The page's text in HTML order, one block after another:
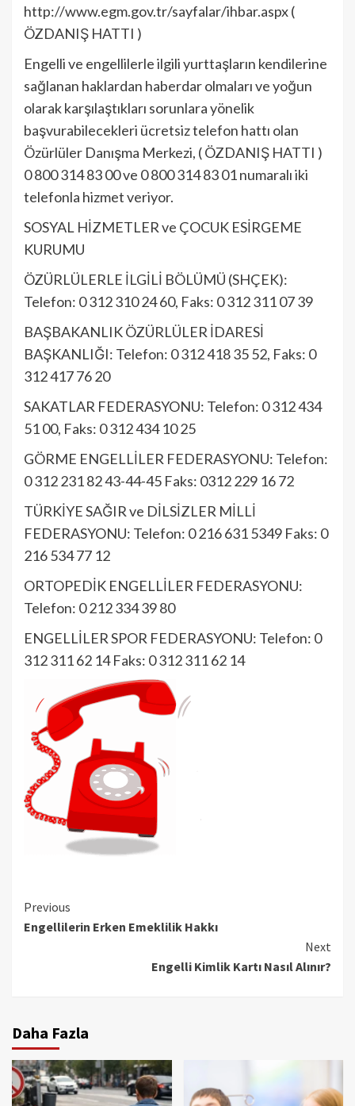
http://www.egm.gov.tr/sayfalar/ihbar.aspx (
ÖZDANIŞ HATTI )
Engelli ve engellilerle ilgili yurttaşların kendilerine
sağlanan haklardan haberdar olmaları ve yoğun
olarak karşılaştıkları sorunlara yönelik
başvurabilecekleri ücretsiz telefon hattı olan
Özürlüler Danışma Merkezi, ( ÖZDANIŞ HATTI )
0 800 314 83 00 ve 0 800 314 83 01 numaralı iki
telefonla hizmet veriyor.
SOSYAL HİZMETLER ve ÇOCUK ESİRGEME
KURUMU
ÖZÜRLÜLERLE İLGİLİ BÖLÜMÜ (SHÇEK):
Telefon: 0 312 310 24 60, Faks: 0 312 311 07 39
BAŞBAKANLIK ÖZÜRLÜLER İDARESİ
BAŞKANLIĞI: Telefon: 0 312 418 35 52, Faks: 0
312 417 76 20
SAKATLAR FEDERASYONU: Telefon: 0 312 434
51 00, Faks: 0 312 434 10 25
GÖRME ENGELLİLER FEDERASYONU: Telefon:
0 312 231 82 43-44-45 Faks: 0312 229 16 72
TÜRKİYE SAĞIR ve DİLSİZLER MİLLİ
FEDERASYONU: Telefon: 0 216 631 5349 Faks: 0
216 534 77 12
ORTOPEDİK ENGELLİLER FEDERASYONU:
Telefon: 0 212 334 39 80
ENGELLİLER SPOR FEDERASYONU: Telefon: 0
312 311 62 14 Faks: 0 312 311 62 14
Continue
Reading
Previous
Engellilerin Erken Emeklilik Hakkı
Next
Engelli Kimlik Kartı Nasıl Alınır?
Daha Fazla